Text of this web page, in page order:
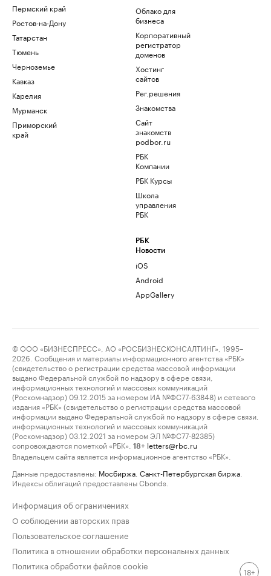
Пермский край
Ростов-на-Дону
Татарстан
Тюмень
Черноземье
Кавказ
Карелия
Мурманск
Приморский
край
Облако для
бизнеса
Корпоративный
регистратор
доменов
Хостинг
сайтов
Рег.решения
Знакомства
Сайт
знакомств
podbor.ru
РБК
Компании
РБК Курсы
Школа
управления
РБК
РБК
Новости
iOS
Android
AppGallery
© ООО «БИЗНЕСПРЕСС», АО «РОСБИЗНЕСКОНСАЛТИНГ», 1995–
2026. Сообщения и материалы информационного агентства «РБК»
(свидетельство о регистрации средства массовой информации
выдано Федеральной службой по надзору в сфере связи,
информационных технологий и массовых коммуникаций
(Роскомнадзор) 09.12.2015 за номером ИА №ФС77-63848) и сетевого
издания «РБК» (свидетельство о регистрации средства массовой
информации выдано Федеральной службой по надзору в сфере связи,
информационных технологий и массовых коммуникаций
(Роскомнадзор) 03.12.2021 за номером ЭЛ №ФС77-82385)
сопровождаются пометкой «РБК».
18+ letters@rbc.ru
Владельцем сайта является информационное агентство «РБК».
Данные предоставлены: Мосбиржа Санкт-Петербургская биржа
Индексы облигаций предоставлены Cbonds.
Информация об ограничениях
О соблюдении авторских прав
Пользовательское соглашение
Политика в отношении обработки персональных данных
Политика обработки файлов cookie
18+